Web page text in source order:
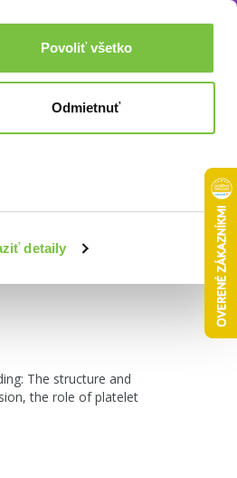
detaily
Povoliť všetko
Odmietnuť
0,00€
Akcie a zľavy
The structure and
the role of platelet